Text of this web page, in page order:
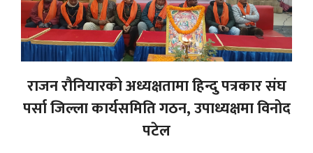
राजन रौनियारको अध्यक्षतामा हिन्दु पत्रकार संघ
पर्सा जिल्ला कार्यसमिति गठन, उपाध्यक्षमा विनोद
पटेल